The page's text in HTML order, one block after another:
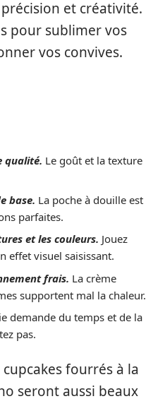
et créativité.
pour sublimer vos
vos convives.
qualité. Le goût et la texture
base. La poche à douille est
parfaites.
et les couleurs. Jouez
effet visuel saisissant.
frais. La crème
supportent mal la chaleur.
demande du temps et de la
pas.
cupcakes fourrés à la
seront aussi beaux